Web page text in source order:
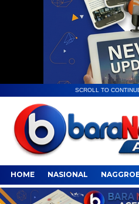
SCROLL TO
HOME NASIONAL